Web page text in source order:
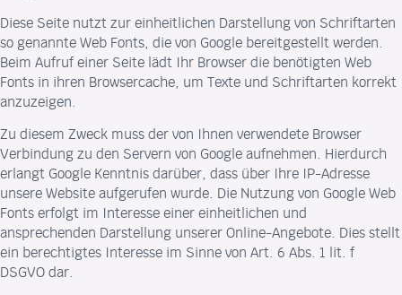
Diese Seite nutzt zur einheitlichen Darstellung von Schriftarten
so genannte Web Fonts, die von Google bereitgestellt werden.
Beim Aufruf einer Seite lädt Ihr Browser die benötigten Web
Fonts in ihren Browsercache, um Texte und Schriftarten korrekt
anzuzeigen.
Zu diesem Zweck muss der von Ihnen verwendete Browser
Verbindung zu den Servern von Google aufnehmen. Hierdurch
erlangt Google Kenntnis darüber, dass über Ihre IP-Adresse
unsere Website aufgerufen wurde. Die Nutzung von Google Web
Fonts erfolgt im Interesse einer einheitlichen und
ansprechenden Darstellung unserer Online-Angebote. Dies stellt
ein berechtigtes Interesse im Sinne von Art. 6 Abs. 1 lit. f
DSGVO dar.